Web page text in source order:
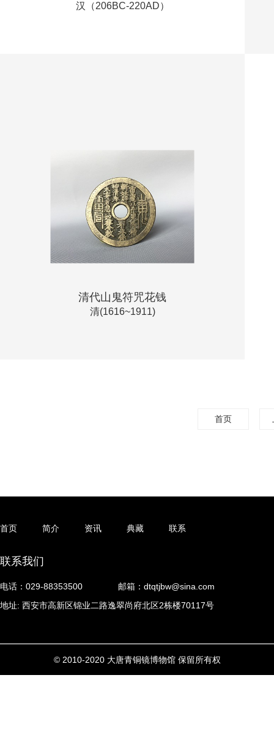
汉（206BC-220AD）
清代山鬼符咒花钱
清(1616~1911)
首页
首页 简介 资讯 典藏 联系
联系我们
电话：029-88353500
邮箱：dtqtjbw@sina.com
地址: 西安市高新区锦业二路逸翠尚府北区2栋楼70117号
© 2010-2020 大唐青铜镜博物馆 保留所有权